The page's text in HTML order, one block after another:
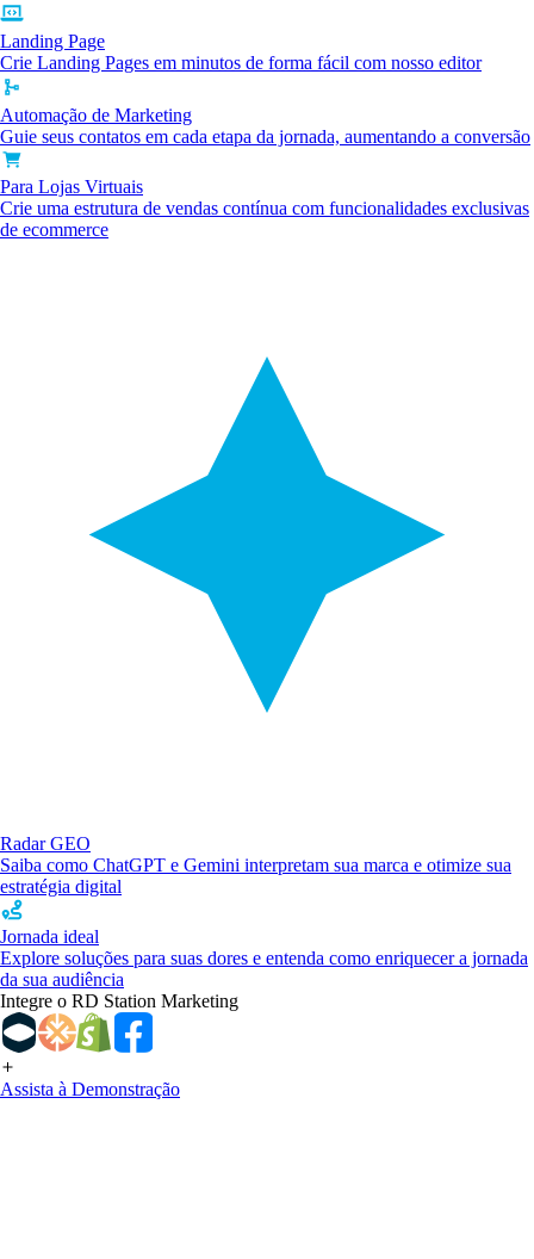
Landing Page
Crie Landing Pages em minutos de forma fácil com nosso editor
Automação de Marketing
Guie seus contatos em cada etapa da jornada, aumentando a conversão
Para Lojas Virtuais
Crie uma estrutura de vendas contínua com funcionalidades exclusivas
de ecommerce
Radar GEO
Saiba como ChatGPT e Gemini interpretam sua marca e otimize sua
estratégia digital
Jornada ideal
Explore soluções para suas dores e entenda como enriquecer a jornada
da sua audiência
Integre o RD Station Marketing
Assista à Demonstração